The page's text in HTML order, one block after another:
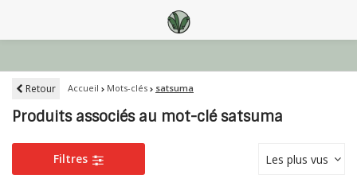
Retour Accueil Mots-clés satsuma
Produits associés au mot-clé satsuma
Filtres Les plus vus